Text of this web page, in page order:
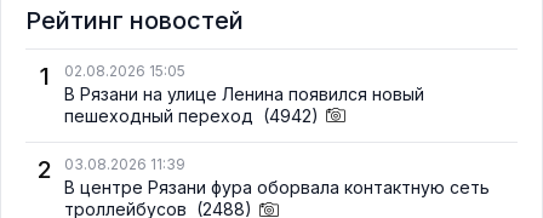
Рейтинг новостей
1
02.08.2026 15:05
В Рязани на улице Ленина появился новый
пешеходный переход (4942)
2 03.08.2026 11:39
В центре Рязани фура оборвала контактную сеть
троллейбусов (2488)